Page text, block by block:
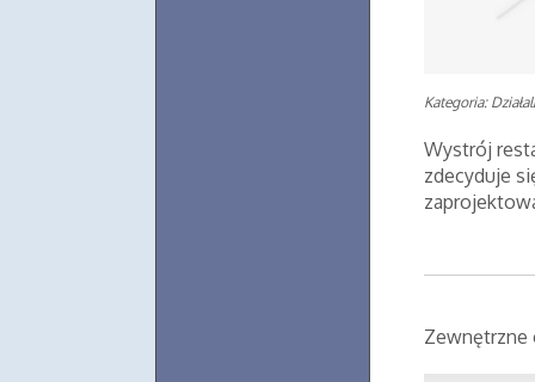
Kategoria:
Wystrój
zdecyduje
Zewnętrzne